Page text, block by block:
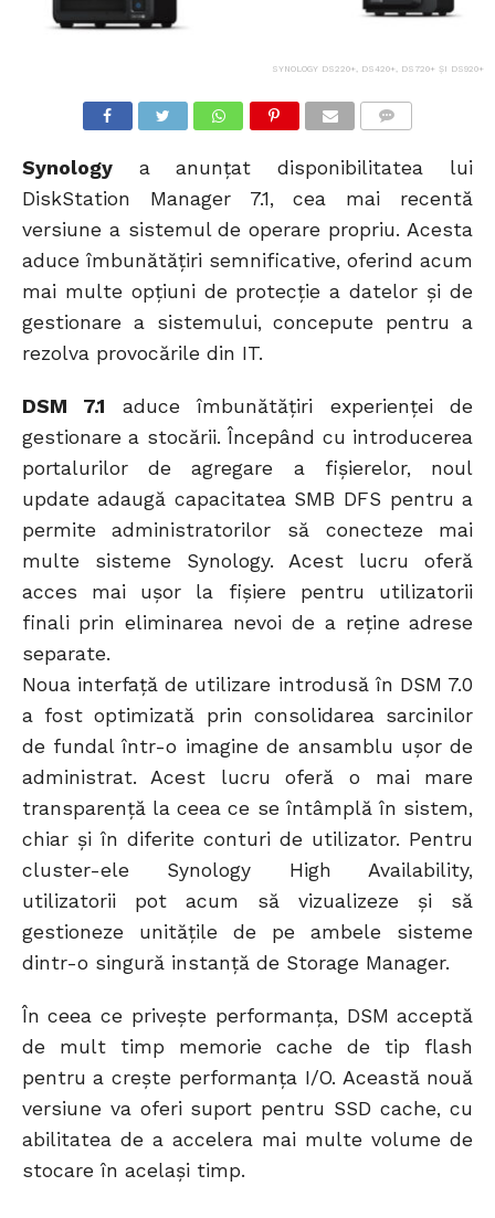
SYNOLOGY DS220+, DS420+, DS720+ ȘI DS920+
Synologya anunțat disponibilitatea lui
DiskStation Manager 7.1, cea mai recentă
versiune a sistemul de operare propriu. Acesta
aduce îmbunătățiri semnificative, oferind acum
mai multe opțiuni de protecție a datelor și de
gestionare a sistemului, concepute pentru a
rezolva provocările din IT.
DSM 7.1 aduce îmbunătățiri experienței de
gestionare a stocării. Începând cu introducerea
portalurilor de agregare a fișierelor, noul
update adaugă capacitatea SMB DFS pentru a
permite administratorilor să conecteze mai
multe sisteme Synology. Acest lucru oferă
acces mai ușor la fișiere pentru utilizatorii
finali prin eliminarea nevoi de a reține adrese
separate.
Noua interfață de utilizare introdusă în DSM 7.0
a fost optimizată prin consolidarea sarcinilor
de fundal într-o imagine de ansamblu ușor de
administrat. Acest lucru oferă o mai mare
transparență la ceea ce se întâmplă în sistem,
chiar și în diferite conturi de utilizator. Pentru
cluster-ele Synology High Availability,
utilizatorii pot acum să vizualizeze și să
gestioneze unitățile de pe ambele sisteme
dintr-o singură instanță de Storage Manager.
În ceea ce privește performanța, DSM acceptă
de mult timp memorie cache de tip flash
pentru a crește performanța I/O. Această nouă
versiune va oferi suport pentru SSD cache, cu
abilitatea de a accelera mai multe volume de
stocare în același timp.